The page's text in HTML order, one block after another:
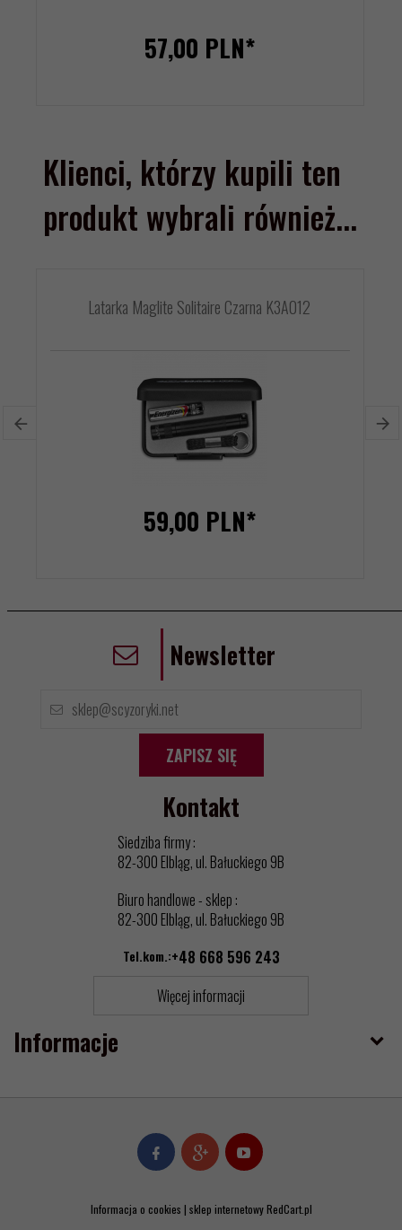
57,00 PLN*
Klienci, którzy kupili ten
produkt wybrali również...
Latarka Maglite Solitaire Czarna K3A012
59,00 PLN*
Informacje
Newsletter
ZAPISZ SIĘ
Kontakt
Siedziba firmy :
82-300 Elbląg, ul. Bałuckiego 9B
Biuro handlowe - sklep :
82-300 Elbląg, ul. Bałuckiego 9B
Tel.kom.:+48 668 596 243
Więcej informacji
Informacja o cookies | sklep internetowyRedCart.pl